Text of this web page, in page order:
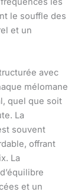
le souffle des
et un
avec
mélomane
quel que soit
La
souvent
offrant
La
et un